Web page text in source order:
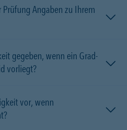
Angaben zu Ihrem
gegeben, wenn ein Grad-
vorliegt?